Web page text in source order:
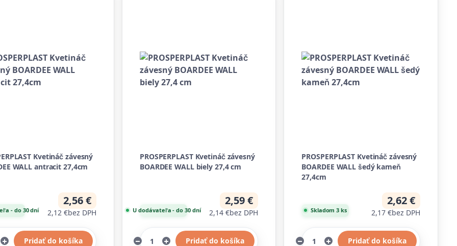
Kvetináč závesný
WALL antracit 27,4cm
2,56 €
2,12 €bez DPH
- do 30 dní
Pridať do košíka
PROSPERPLAST Kvetináč závesný
BOARDEE WALL biely 27,4 cm
2,59 €
2,14 €bez DPH
U dodávateľa - do 30 dní
Pridať do košíka
PROSPERPLAST Kvetináč závesný
BOARDEE WALL šedý kameň
27,4cm
2,62 €
2,17 €bez DPH
Skladom 3 ks
Pridať do košíka